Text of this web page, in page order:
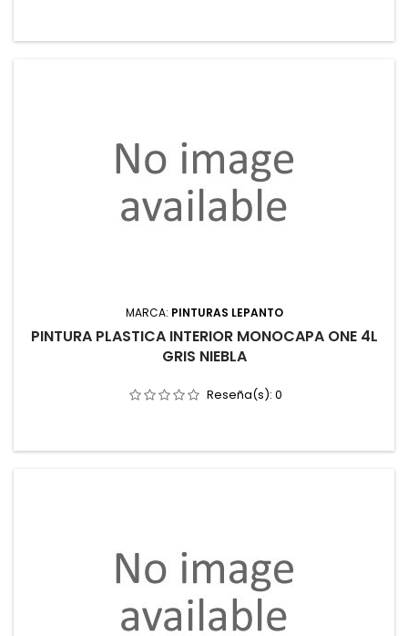
MARCA: PINTURAS LEPANTO
PINTURA PLASTICA INTERIOR MONOCAPA ONE 4L
GRIS NIEBLA
Reseña(s): 0